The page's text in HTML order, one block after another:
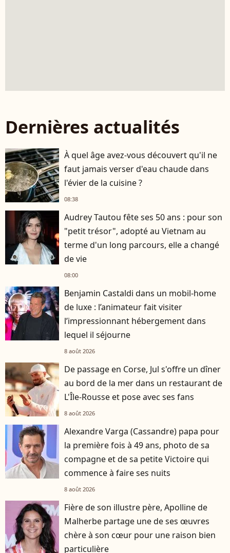
Dernières actualités
À quel âge avez-vous découvert qu'il ne
faut jamais verser d'eau chaude dans
l'évier de la cuisine ?
08:38
Audrey Tautou fête ses 50 ans : pour son
"petit trésor", adopté au Vietnam au
terme d'un long parcours, elle a changé
de vie
08:00
Benjamin Castaldi dans un mobil-home
de luxe : l’animateur fait visiter
l’impressionnant hébergement dans
lequel il séjourne
8 août 2026
De passage en Corse, Jul s'offre un dîner
au bord de la mer dans un restaurant de
L'Île-Rousse et pose avec ses fans
8 août 2026
Alexandre Varga (Cassandre) papa pour
la première fois à 49 ans, photo de sa
compagne et de sa petite Victoire qui
commence à faire ses nuits
8 août 2026
Fière de son illustre père, Apolline de
Malherbe partage une de ses œuvres
chère à son cœur pour une raison bien
particulière